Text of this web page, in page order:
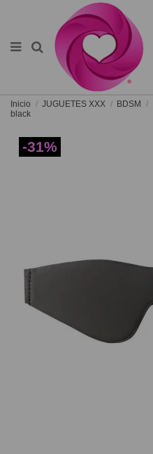
Inicio JUGUETES XXX BDSM
black
-31%